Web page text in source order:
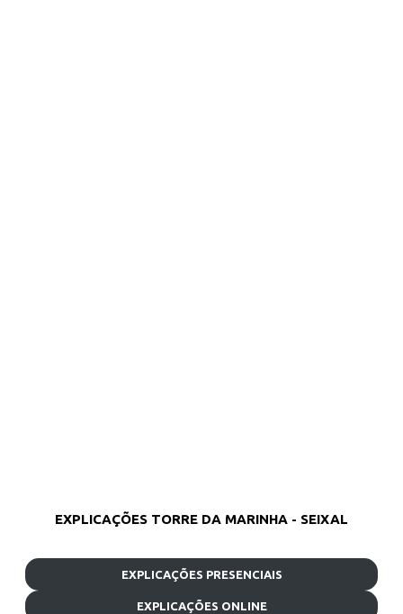
EXPLICAÇÕES TORRE DA MARINHA - SEIXAL
EXPLICAÇÕES PRESENCIAIS
EXPLICAÇÕES ONLINE